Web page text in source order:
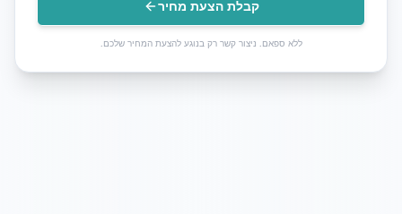
קבלת הצעת מחיר
ללא ספאם. ניצור קשר רק בנוגע להצעת המחיר שלכם.